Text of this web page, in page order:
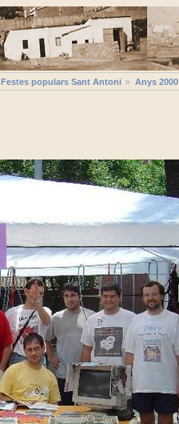
Festes populars Sant Antoni Anys 2000